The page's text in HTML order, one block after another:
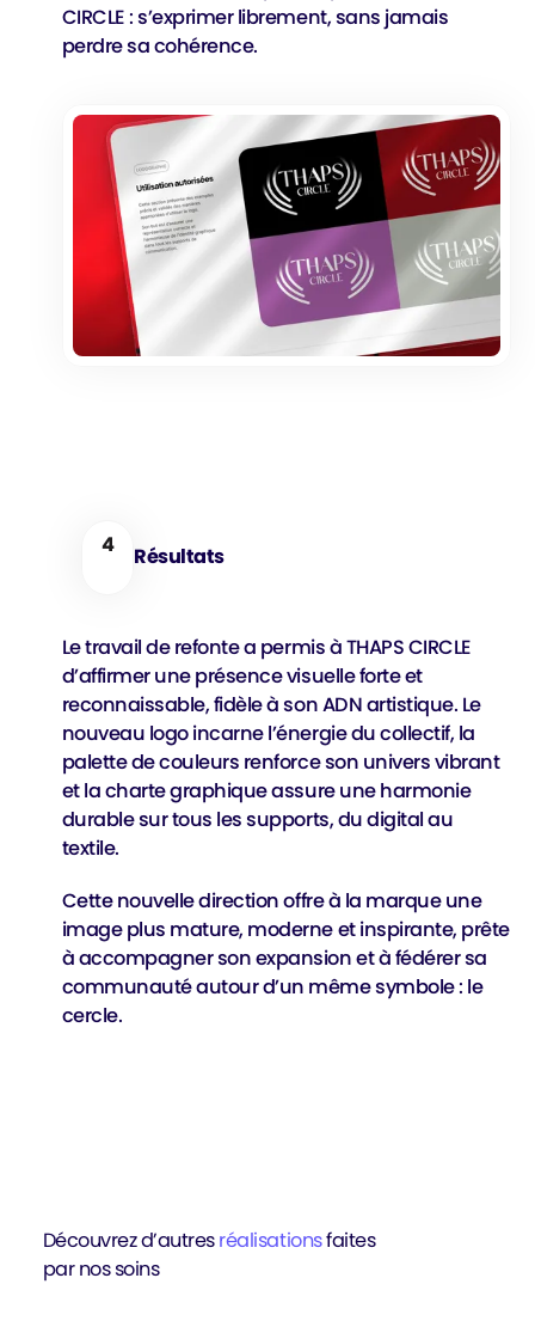
CIRCLE : s’exprimer librement, sans jamais
perdre sa cohérence.
4 Résultats
Le travail de refonte a permis à THAPS CIRCLE
d’affirmer une présence visuelle forte et
reconnaissable, fidèle à son ADN artistique. Le
nouveau logo incarne l’énergie du collectif, la
palette de couleurs renforce son univers vibrant
et la charte graphique assure une harmonie
durable sur tous les supports, du digital au
textile.
Cette nouvelle direction offre à la marque une
image plus mature, moderne et inspirante, prête
à accompagner son expansion et à fédérer sa
communauté autour d’un même symbole : le
cercle.
Découvrez d’autresréalisationsfaites
par nos soins